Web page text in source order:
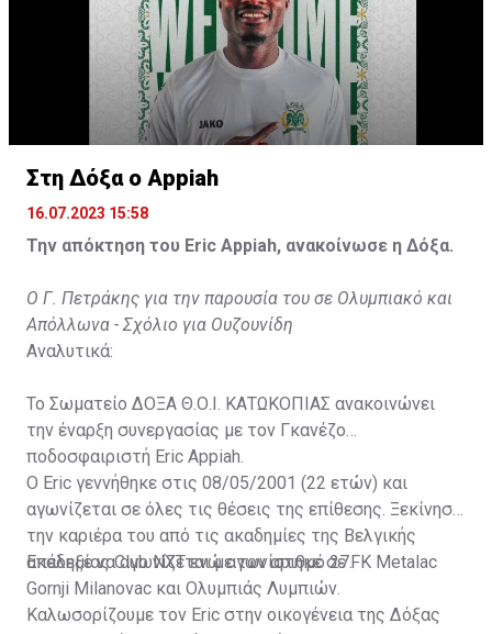
Στη Δόξα ο Appiah
16.07.2023 15:58
Την απόκτηση του Eric Appiah, ανακοίνωσε η Δόξα.
Ο Γ. Πετράκης για την παρουσία του σε Ολυμπιακό και
Απόλλωνα - Σχόλιο για Ουζουνίδη
Αναλυτικά:
Το Σωματείο ΔΟΞΑ Θ.Ο.Ι. ΚΑΤΩΚΟΠΙΑΣ ανακοινώνει
την έναρξη συνεργασίας με τον Γκανέζο
ποδοσφαιριστή Eric Appiah.
Ο Eric γεννήθηκε στις 08/05/2001 (22 ετών) και
αγωνίζεται σε όλες τις θέσεις της επίθεσης. Ξεκίνησε
την καριέρα του από τις ακαδημίες της Βελγικής
ακαδημίας Club NXT ενώ αγωνίστηκε σε FK Metalac
Gornji Milanovac και Ολυμπιάς Λυμπιών.
Επέλεξε να αγωνίζεται με τον αριθμό 27.
Καλωσορίζουμε τον Eric στην οικογένεια της Δόξας